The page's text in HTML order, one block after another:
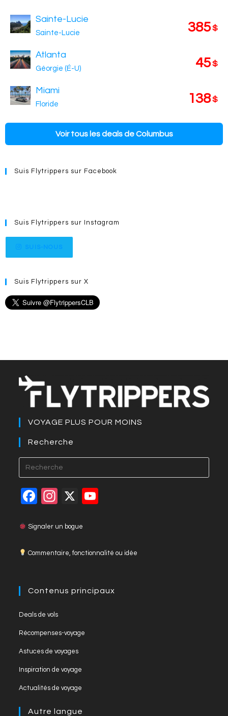
Sainte-Lucie
385$
Sainte-Lucie
Atlanta
45$
Géorgie (É-U)
Miami
138$
Floride
Voir tous les deals de Columbus
Suis Flytrippers sur Facebook
Suis Flytrippers sur Instagram
Suis Flytrippers sur X
VOYAGE PLUS POUR MOINS
Recherche
F
c
o
k
In
a
X
e
Signaler un bogue
Commentaire, fonctionnalité ou idée
Contenus principaux
Deals de vols
Récompenses-voyage
Astuces de voyages
Inspiration de voyage
Actualités de voyage
Autre langue